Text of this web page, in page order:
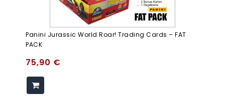
Panini Jurassic World Roar! Trading Cards – FAT
PACK
75,90 €